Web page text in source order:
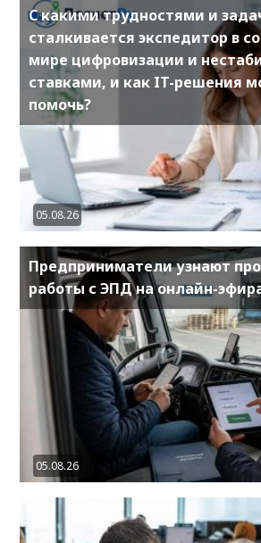
С какими трудностями и
сталкивается экспедитор в
мире цифровизации и
ставками, и как IT-решения
помочь?
05.08.26
Предприниматели узнают
работы с ЭПД на онлайн-
05.08.26